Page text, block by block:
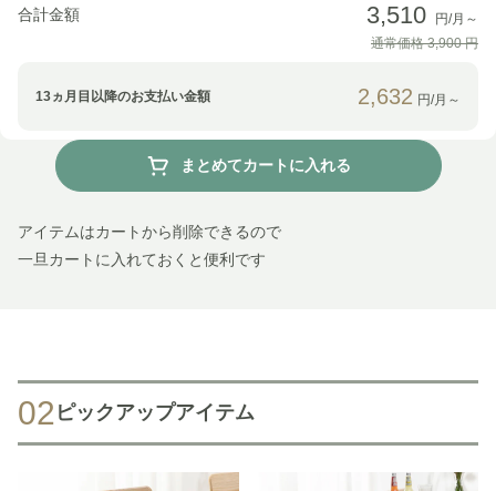
合計金額 3,510
円/月～
通常価格 3,900 円
13ヵ月目以降のお支払い金額 2,632 円/月～
まとめてカートに入れる
アイテムはカートから削除できるので
一旦カートに入れておくと便利です
02 ピックアップアイテム